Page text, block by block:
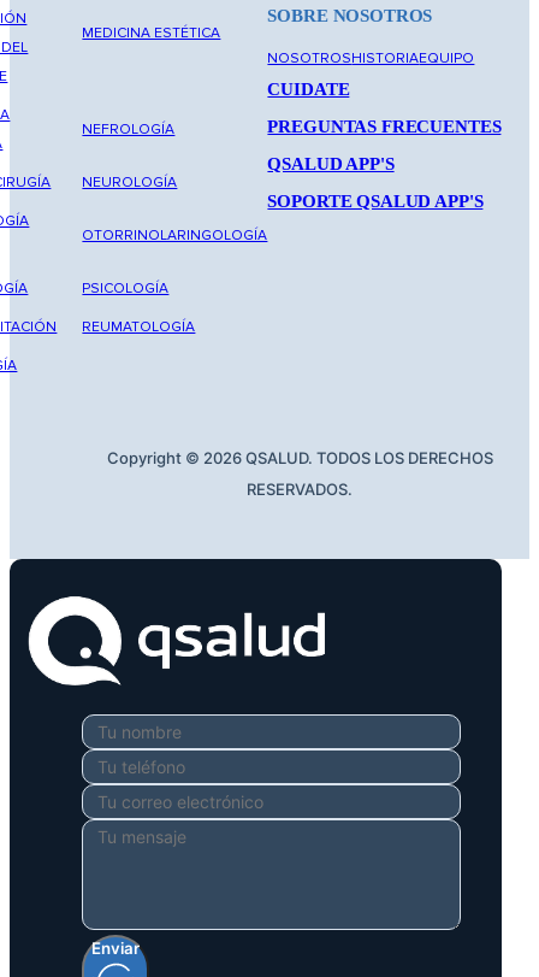
MEDICINA ESTÉTICA
NEFROLOGÍA
NEUROLOGÍA
OTORRINOLARINGOLOGÍA
PSICOLOGÍA
REUMATOLOGÍA
SOBRE NOSOTROS
NOSOTROSHISTORIAEQUIPO
CUIDATE
PREGUNTAS FRECUENTES
QSALUD APP'S
SOPORTE QSALUD APP'S
Copyright © 2026 QSALUD. TODOS LOS DERECHOS
RESERVADOS.
Enviar